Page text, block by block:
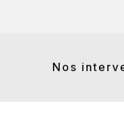
Nos